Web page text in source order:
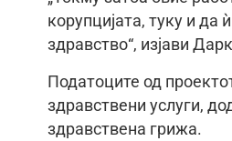
корупцијата, туку и да
здравство“, изјави
Податоците од
здравствени услуги,
здравствена грижа.